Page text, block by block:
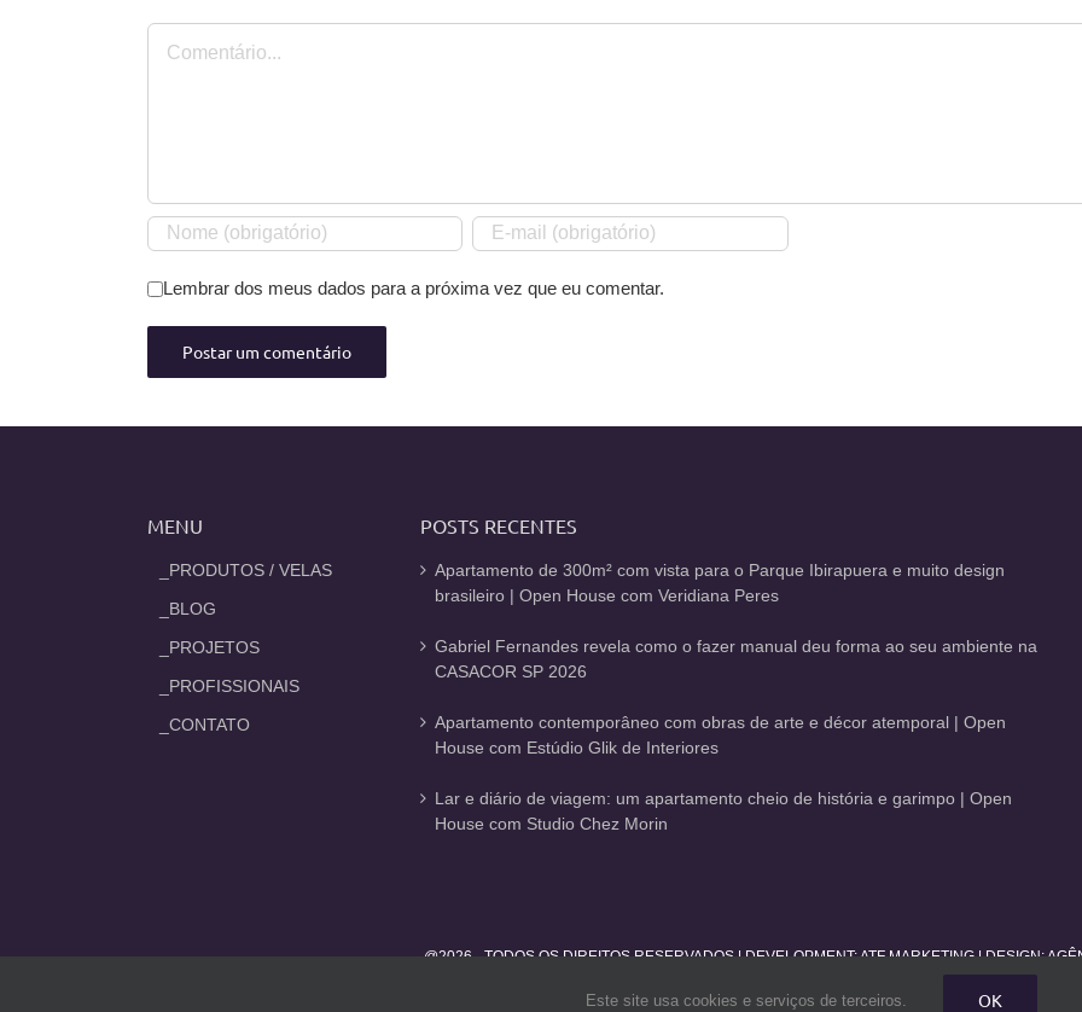
Comentário
Lembrar dos meus dados para a próxima vez que eu comentar.
MENU
_PRODUTOS / VELAS
_BLOG
_PROJETOS
_PROFISSIONAIS
_CONTATO
POSTS RECENTES
Apartamento de 300m² com vista para o Parque Ibirapuera e muito design
brasileiro | Open House com Veridiana Peres
Gabriel Fernandes revela como o fazer manual deu forma ao seu ambiente na
CASACOR SP 2026
Apartamento contemporâneo com obras de arte e décor atemporal | Open
House com Estúdio Glik de Interiores
Lar e diário de viagem: um apartamento cheio de história e garimpo | Open
House com Studio Chez Morin
@2026 - TODOS OS DIREITOS RESERVADOS | DEVELOPMENT:ATF MARKETING| DESIGN:
FacebookTwitterInstagramPinterestYouTube
Este site usa cookies e serviços de terceiros. OK